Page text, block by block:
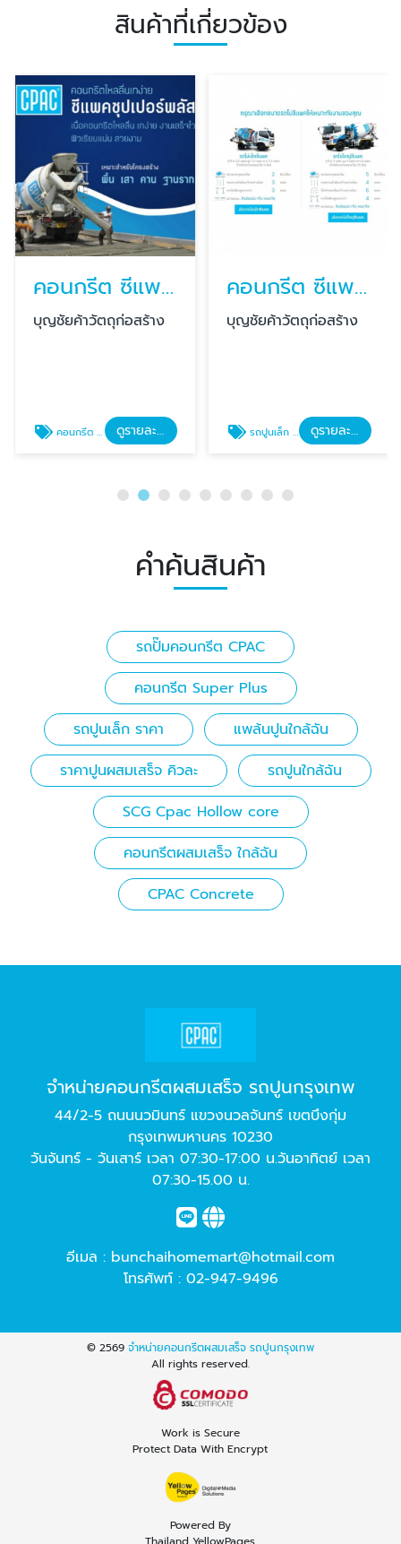
สินค้าที่เกี่ยวข้อง
คอนกรีต ซีแพค CPAC Super Plus
บุญชัยค้าวัตถุก่อสร้าง
คอนกรีต Super Plus ดูรายละเอียด
คอนกรีต ซีแพค รถเล็ก
บุญชัยค้าวัตถุก่อสร้าง
รถปูนเล็ก ราคา ดูรายละเอียด
คำค้นสินค้า
รถปั๊มคอนกรีต CPAC
คอนกรีต Super Plus
รถปูนเล็ก ราคา
แพล้นปูนใกล้ฉัน
ราคาปูนผสมเสร็จ คิวละ
รถปูนใกล้ฉัน
SCG Cpac Hollow core
คอนกรีตผสมเสร็จ ใกล้ฉัน
CPAC Concrete
จำหน่ายคอนกรีตผสมเสร็จ รถปูนกรุงเทพ
44/2-5 ถนนนวมินทร์ แขวงนวลจันทร์ เขตบึงกุ่ม
กรุงเทพมหานคร 10230
วันจันทร์ - วันเสาร์ เวลา 07:30-17:00 น.วันอาทิตย์ เวลา
07:30-15.00 น.
อีเมล : bunchaihomemart@hotmail.com
โทรศัพท์ : 02-947-9496
© 2569 จำหน่ายคอนกรีตผสมเสร็จ รถปูนกรุงเทพ
All rights reserved.
Work is Secure
Protect Data With Encrypt
Powered By